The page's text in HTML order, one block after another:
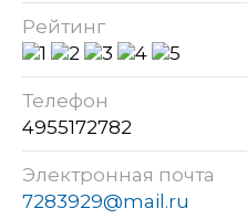
Рейтинг
Телефон
4955172782
Электронная почта
7283929@mail.ru